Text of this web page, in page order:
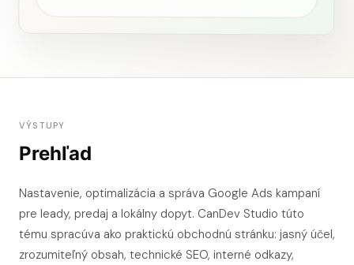
VÝSTUPY
Prehľad
Nastavenie, optimalizácia a správa Google Ads kampaní
pre leady, predaj a lokálny dopyt. CanDev Studio túto
tému spracúva ako praktickú obchodnú stránku: jasný účel,
zrozumiteľný obsah, technické SEO, interné odkazy,